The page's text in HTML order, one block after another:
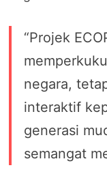
“Projek
negara,
interaktif
generasi
semangat